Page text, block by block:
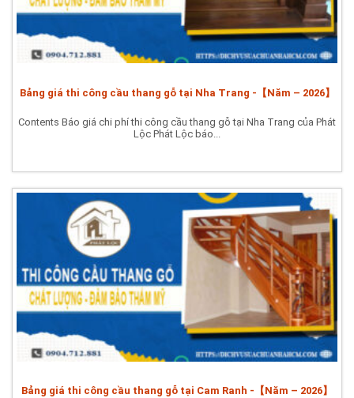
Bảng giá thi công cầu thang gỗ tại Nha Trang -【Năm – 2026】
Contents Báo giá chi phí thi công cầu thang gỗ tại Nha Trang của Phát
Lộc Phát Lộc báo...
Bảng giá thi công cầu thang gỗ tại Cam Ranh -【Năm – 2026】